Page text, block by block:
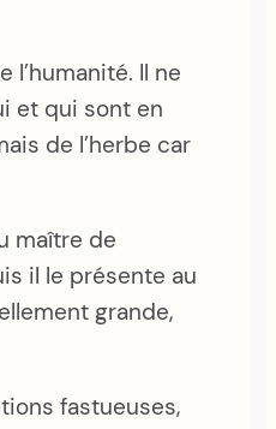
l’humanité. Il ne
et qui sont en
de l’herbe car
maître de
il le présente au
grande,
fastueuses,